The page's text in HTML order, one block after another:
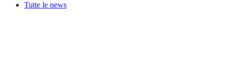
Tutte le news